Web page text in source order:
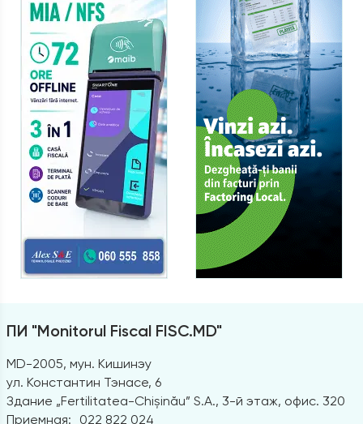
ПИ "Monitorul Fiscal FISC.MD"
MD-2005, мун. Кишинэу
ул. Константин Тэнасе, 6
Здание „Fertilitatea-Chișinău” S.A., 3-й этаж, офис. 320
Приемная:
022 822 024